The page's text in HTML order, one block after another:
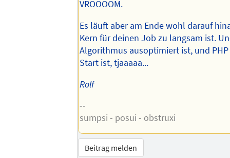
VROOOOM.
Es läuft aber am Ende wohl darauf
Kern für deinen Job zu langsam ist.
Algorithmus ausoptimiert ist, und
Start ist, tjaaaaa...
Rolf
--
sumpsi - posui - obstruxi
Beitrag melden